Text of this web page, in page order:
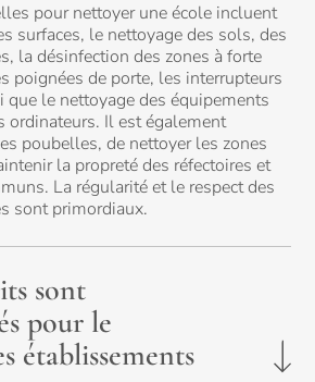
pour nettoyer une école incluent
surfaces, le nettoyage des sols, des
la désinfection des zones à forte
poignées de porte, les interrupteurs
le nettoyage des équipements
ordinateurs. Il est également
poubelles, de nettoyer les zones
la propreté des réfectoires et
La régularité et le respect des
sont primordiaux.
sont
pour le
établissements